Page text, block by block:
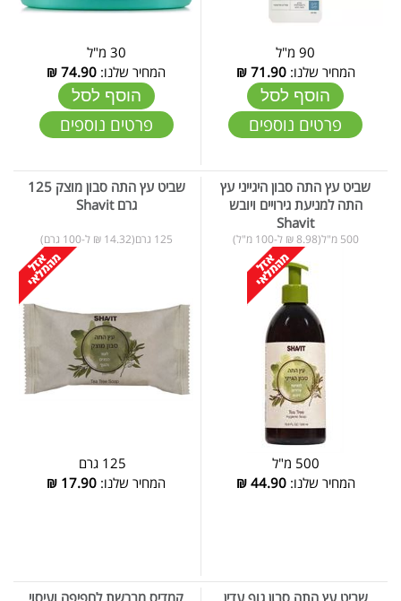
90 מ"ל
המחיר שלנו:71.90
₪
הוסף לסל
פרטים נוספים
30 מ"ל
המחיר שלנו: 74.90
₪
הוסף לסל
פרטים נוספים
שביט עץ התה סבון היגייני עץ
התה למניעת גירויים ויובש
Shavit
500 מ"ל(8.98 ₪ ל-100 מ"ל)
500 מ"ל
המחיר שלנו:44.90
₪
שביט עץ התה סבון מוצק 125
גרם Shavit
125 גרם(14.32 ₪ ל-100 גרם)
המחיר שלנו: 17.90
₪
שביט עץ התה סבון גוף עדין
קמדיס מברשת לחפיפה ועיסוי